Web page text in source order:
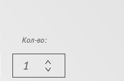
Кол-во: